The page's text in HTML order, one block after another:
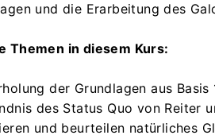
und die Erarbeitung des
Themen in diesem Kurs:
der Grundlagen aus
des Status Quo von Reiter
und beurteilen natürliches